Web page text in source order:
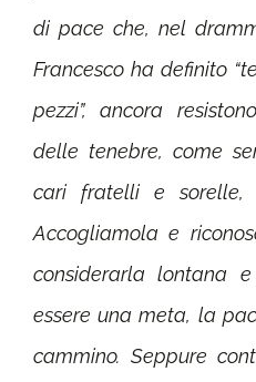
di pace che, nel
Francesco ha definito
pezzi”, ancora
delle tenebre, come
cari fratelli e sorelle,
Accogliamola e
considerarla lontana
essere una meta, la
cammino. Seppure